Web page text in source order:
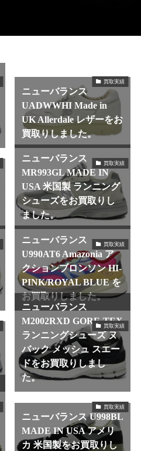
買取実績
ニューバランス
UADWWHI Made in
UK Allerdale レザーをお
買取りしました。
買取実績
ニューバランス
MR993GL MADE IN
USA 米国製 ランニング
シューズをお買取りし
ました。
買取実績
ニューバランス
U990AT6 Amazonia ア
クションブロンソン HI-
PINK/ROYAL BLUE を
お買取りしました。
買取実績
ニューバランス
M2002RXD GORE-TEX
ランニングシューズ ヌ
バック メッシュ スエー
ドをお買取りしまし
た。
買取実績
ニューバランス U998BL
MADE IN USA アメリ
カ 米国製をお買取りし